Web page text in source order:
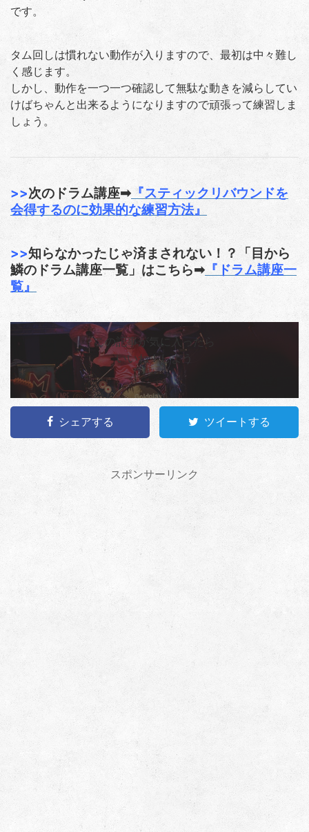
です。
タム回しは慣れない動作が入りますので、最初は中々難し
く感じます。
しかし、動作を一つ一つ確認して無駄な動きを減らしてい
けばちゃんと出来るようになりますので頑張って練習しま
しょう。
>>次のドラム講座➡︎『スティックリバウンドを
会得するのに効果的な練習方法』
>>知らなかったじゃ済まされない！？「目から
鱗のドラム講座一覧」はこちら➡︎『ドラム講座一
覧』
この記事が気に入ったら
いいね！しよう
シェアする ツイートする
スポンサーリンク